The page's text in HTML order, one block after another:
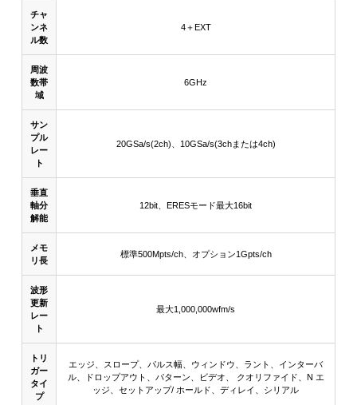
チャ
ンネ
ル数
4＋EXT
周波
数帯
域
6GHz
サン
プル
レー
ト
20GSa/s(2ch)、10GSa/s(3chまたは4ch)
垂直
軸分
解能
12bit、ERESモード最大16bit
メモ
リ長
標準500Mpts/ch、オプション1Gpts/ch
波形
更新
レー
ト
最大1,000,000wfm/s
トリ
ガー
タイ
プ
エッジ、スロープ、パルス幅、ウィンドウ、ラント、インターバ
ル、ドロップアウト、パターン、ビデオ、 クオリファイド、N エ
ッジ、セットアップ/ ホールド、ディレイ、シリアル